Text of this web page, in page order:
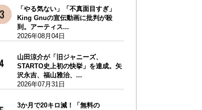
「やる気ない」「不真面目すぎ」
King Gnuの宣伝動画に批判が殺
到。アーティス...
2026年08月04日
山田涼介が「旧ジャニーズ、
STARTO史上初の快挙」を達成。矢
沢永吉、福山雅治、...
2026年07月31日
3か月で20キロ減！「無料の